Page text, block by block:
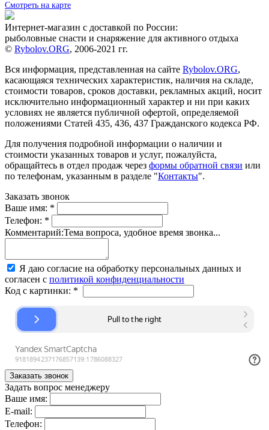
Смотреть на карте
Интернет-магазин с доставкой по России:
рыболовные снасти и снаряжение для активного отдыха
© Rybolov.ORG, 2006-2021 гг.
Вся информация, представленная на сайте Rybolov.ORG,
касающаяся технических характеристик, наличия на складе,
стоимости товаров, сроков доставки, рекламных акций, носит
исключительно информационный характер и ни при каких
условиях не является публичной офертой, определяемой
положениями Статей 435, 436, 437 Гражданского кодекса РФ.
Для получения подробной информации о наличии и
стоимости указанных товаров и услуг, пожалуйста,
обращайтесь в отдел продаж через формы обратной связи или
по телефонам, указанным в разделе "Контакты".
Заказать звонок
Ваше имя: *
Телефон: *
Комментарий:Тема вопроса, удобное время звонка...
Я даю согласие на обработку персональных данных и
согласен с политикой конфиденциальности
Код с картинки: *
Задать вопрос менеджеру
Ваше имя:
E-mail:
Телефон: